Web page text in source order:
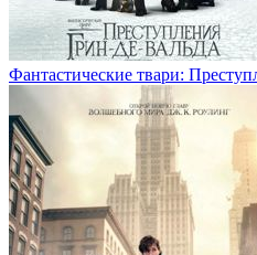
Фантастические твари: